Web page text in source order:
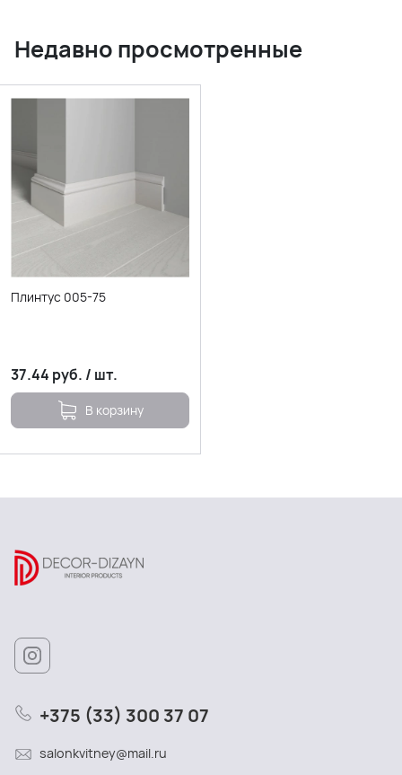
Недавно просмотренные
Плинтус 005-75
37.44 руб. / шт.
В корзину
+375 (33) 300 37 07
salonkvitney@mail.ru